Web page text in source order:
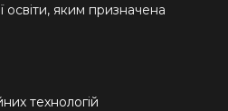
освіти, яким призначена
технологій